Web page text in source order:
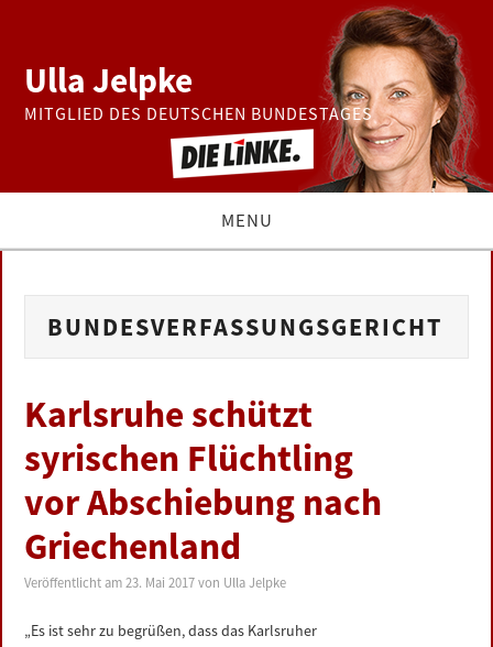
Ulla Jelpke
MITGLIED DES DEUTSCHEN BUNDESTAGES
MENU
BUNDESTAG
ZUR PERSON
LINKS
DATENSCHUTZERKLÄRUNG
IMPRESSUM
BUNDESVERFASSUNGSGERICHT
Karlsruhe schützt
syrischen Flüchtling
vor Abschiebung nach
Griechenland
Veröffentlicht am23. Mai 2017 von Ulla Jelpke
„Es ist sehr zu begrüßen, dass das Karlsruher